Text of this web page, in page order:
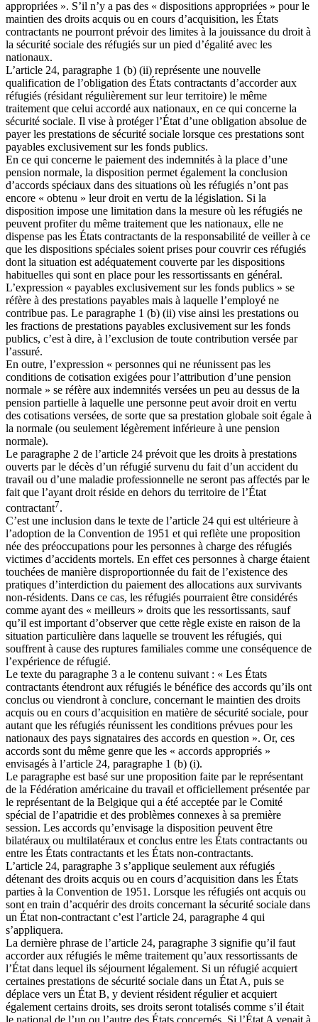
appropriées ». S’il n’y a pas des « dispositions appropriées » pour le
maintien des droits acquis ou en cours d’acquisition, les États
contractants ne pourront prévoir des limites à la jouissance du droit à
la sécurité sociale des réfugiés sur un pied d’égalité avec les
nationaux.
L’article 24, paragraphe 1 (b) (ii) représente une nouvelle
qualification de l’obligation des États contractants d’accorder aux
réfugiés (résidant régulièrement sur leur territoire) le même
traitement que celui accordé aux nationaux, en ce qui concerne la
sécurité sociale. Il vise à protéger l’État d’une obligation absolue de
payer les prestations de sécurité sociale lorsque ces prestations sont
payables exclusivement sur les fonds publics.
En ce qui concerne le paiement des indemnités à la place d’une
pension normale, la disposition permet également la conclusion
d’accords spéciaux dans des situations où les réfugiés n’ont pas
encore « obtenu » leur droit en vertu de la législation. Si la
disposition impose une limitation dans la mesure où les réfugiés ne
peuvent profiter du même traitement que les nationaux, elle ne
dispense pas les États contractants de la responsabilité de veiller à ce
que les dispositions spéciales soient prises pour couvrir ces réfugiés
dont la situation est adéquatement couverte par les dispositions
habituelles qui sont en place pour les ressortissants en général.
L’expression « payables exclusivement sur les fonds publics » se
réfère à des prestations payables mais à laquelle l’employé ne
contribue pas. Le paragraphe 1 (b) (ii) vise ainsi les prestations ou
les fractions de prestations payables exclusivement sur les fonds
publics, c’est à dire, à l’exclusion de toute contribution versée par
l’assuré.
En outre, l’expression « personnes qui ne réunissent pas les
conditions de cotisation exigées pour l’attribution d’une pension
normale » se réfère aux indemnités versées un peu au dessus de la
pension partielle à laquelle une personne peut avoir droit en vertu
des cotisations versées, de sorte que sa prestation globale soit égale à
la normale (ou seulement légèrement inférieure à une pension
normale).
Le paragraphe 2 de l’article 24 prévoit que les droits à prestations
ouverts par le décès d’un réfugié survenu du fait d’un accident du
travail ou d’une maladie professionnelle ne seront pas affectés par le
fait que l’ayant droit réside en dehors du territoire de l’État
contractant7.
C’est une inclusion dans le texte de l’article 24 qui est ultérieure à
l’adoption de la Convention de 1951 et qui reflète une proposition
née des préoccupations pour les personnes à charge des réfugiés
victimes d’accidents mortels. En effet ces personnes à charge étaient
touchées de manière disproportionnée du fait de l’existence des
pratiques d’interdiction du paiement des allocations aux survivants
non-résidents. Dans ce cas, les réfugiés pourraient être considérés
comme ayant des « meilleurs » droits que les ressortissants, sauf
qu’il est important d’observer que cette règle existe en raison de la
situation particulière dans laquelle se trouvent les réfugiés, qui
souffrent à cause des ruptures familiales comme une conséquence de
l’expérience de réfugié.
Le texte du paragraphe 3 a le contenu suivant : « Les États
contractants étendront aux réfugiés le bénéfice des accords qu’ils ont
conclus ou viendront à conclure, concernant le maintien des droits
acquis ou en cours d’acquisition en matière de sécurité sociale, pour
autant que les réfugiés réunissent les conditions prévues pour les
nationaux des pays signataires des accords en question ». Or, ces
accords sont du même genre que les « accords appropriés »
envisagés à l’article 24, paragraphe 1 (b) (i).
Le paragraphe est basé sur une proposition faite par le représentant
de la Fédération américaine du travail et officiellement présentée par
le représentant de la Belgique qui a été acceptée par le Comité
spécial de l’apatridie et des problèmes connexes à sa première
session. Les accords qu’envisage la disposition peuvent être
bilatéraux ou multilatéraux et conclus entre les États contractants ou
entre les États contractants et les États non-contractants.
L’article 24, paragraphe 3 s’applique seulement aux réfugiés
détenant des droits acquis ou en cours d’acquisition dans les États
parties à la Convention de 1951. Lorsque les réfugiés ont acquis ou
sont en train d’acquérir des droits concernant la sécurité sociale dans
un État non-contractant c’est l’article 24, paragraphe 4 qui
s’appliquera.
La dernière phrase de l’article 24, paragraphe 3 signifie qu’il faut
accorder aux réfugiés le même traitement qu’aux ressortissants de
l’État dans lequel ils séjournent légalement. Si un réfugié acquiert
certaines prestations de sécurité sociale dans un État A, puis se
déplace vers un État B, y devient résident régulier et acquiert
également certains droits, ses droits seront totalisés comme s’il était
le national de l’un ou l’autre des États concernés. Si l’État A venait à